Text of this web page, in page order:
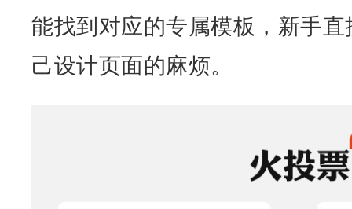
能找到对应的专属模板，新手
己设计页面的麻烦。